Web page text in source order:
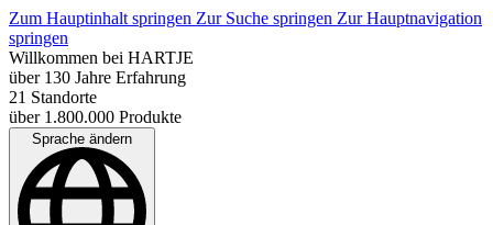
Zum Hauptinhalt springen Zur Suche springen Zur Hauptnavigation
springen
Willkommen bei HARTJE
über 130 Jahre Erfahrung
21 Standorte
über 1.800.000 Produkte
Sprache ändern